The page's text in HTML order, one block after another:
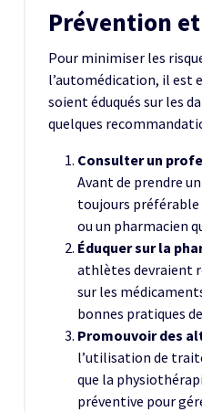
Prévention
Pour minimiser les
l’automédication, il est
soient éduqués sur les
quelques
Consulter un
Avant de prendre
toujours préférable
ou un pharmacien
Éduquer sur la
athlètes devraient
sur les
bonnes pratiques
Promouvoir des
l’utilisation de
que la
préventive pour